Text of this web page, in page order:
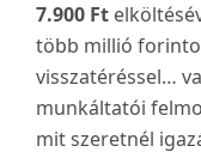
7.900 Ft
több millió
visszatéréssel…
munkáltatói
mit szeretnél